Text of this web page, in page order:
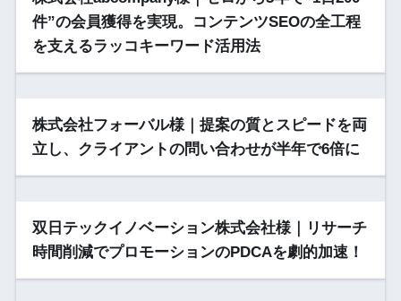
件”の会員獲得を実現。コンテンツSEOの全工程
を支えるラッコキーワード活用法
株式会社フォーバル様｜提案の質とスピードを両
立し、クライアントの問い合わせが半年で6倍に
双日テックイノベーション株式会社様｜リサーチ
時間削減でプロモーションのPDCAを劇的加速！